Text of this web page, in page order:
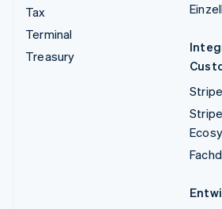
Tax
Terminal
Treasury